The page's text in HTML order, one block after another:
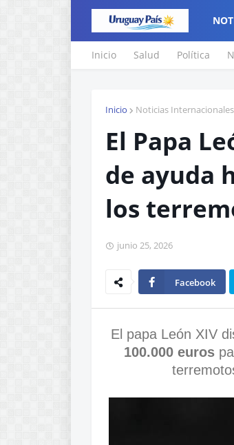
Inicio Salud Política
Inicio Noticias Internacionales
El Papa
de ayuda
los
junio 25, 2026
Facebook
El papa León XIV
100.000 euros